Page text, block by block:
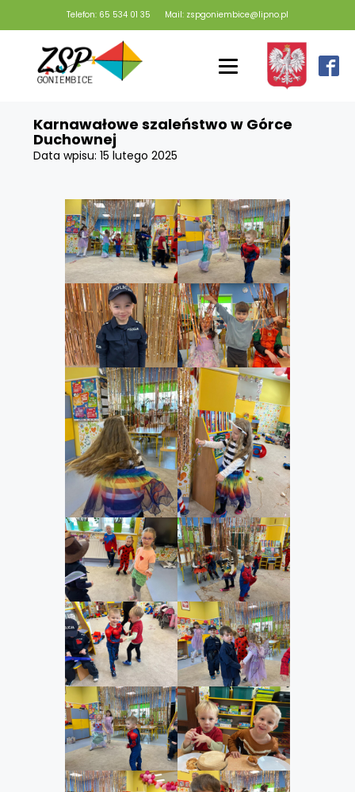
Telefon: 65 534 01 35 Mail: zspgoniembice@lipno.pl
Karnawałowe szaleństwo w Górce
Duchownej
Data wpisu:15 lutego 2025